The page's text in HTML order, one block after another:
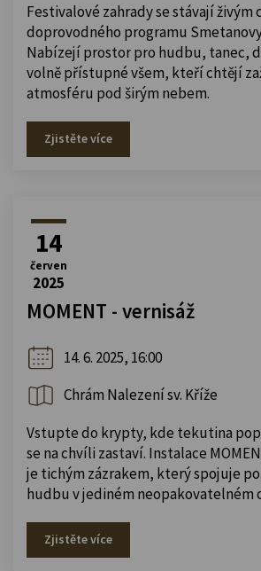
Festivalové zahrady se stávají živým
doprovodného programu
Nabízejí prostor pro hudbu, tanec,
volně přístupné všem, kteří chtějí
atmosféru pod širým nebem.
Zjistěte více
14
červen
2025
MOMENT - vernisáž
14. 6. 2025, 16:00
Chrám Nalezení sv. Kříže
Vstupte do krypty, kde tekutina
se na chvíli zastaví. Instalace
je tichým zázrakem, který spojuje
hudbu v jediném neopakovatelném
Zjistěte více